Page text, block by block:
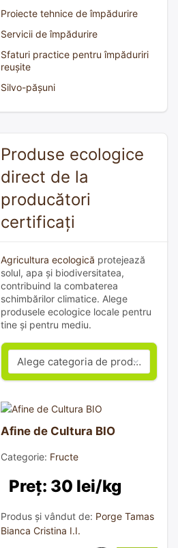
Proiecte tehnice de împădurire
Servicii de împădurire
Sfaturi practice pentru împăduriri
reușite
Silvo-pășuni
Produse ecologice
direct de la
producători
certificați
Agricultura ecologică protejează
solul, apa și biodiversitatea,
contribuind la combaterea
schimbărilor climatice. Alege
produsele ecologice locale pentru
tine și pentru mediu.
Afine de Cultura BIO
Categorie: Fructe
Preț: 30 lei/kg
Produs și vândut de: Porge Tamas
Bianca Cristina I.I.